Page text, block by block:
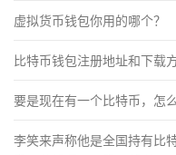
虚拟货币钱包你用的哪个？
比特币钱包注册地址和下载
要是现在有一个比特币，怎
李笑来声称他是全国持有比